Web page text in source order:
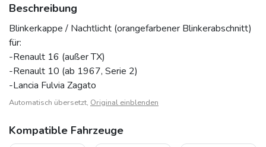
Beschreibung
Blinkerkappe / Nachtlicht (orangefarbener Blinkerabschnitt)
für:
-Renault 16 (außer TX)
-Renault 10 (ab 1967, Serie 2)
-Lancia Fulvia Zagato
Automatisch übersetzt, Original einblenden
Kompatible Fahrzeuge